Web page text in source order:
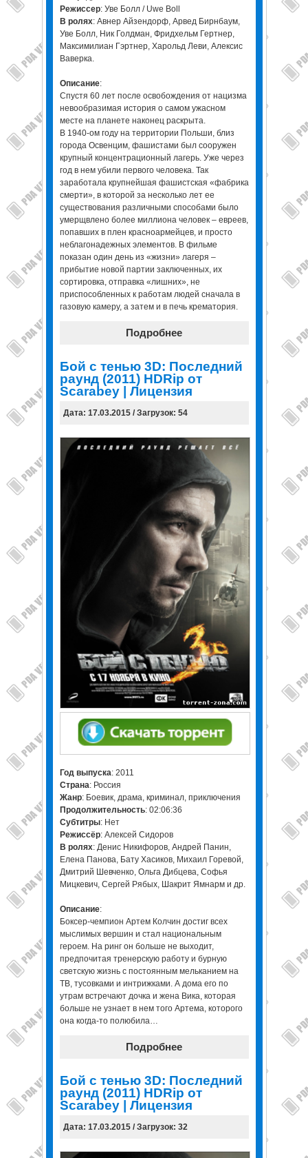
Режиссер: Уве Болл / Uwe Boll
В ролях: Авнер Айзендорф, Арвед Бирнбаум,
Уве Болл, Ник Голдман, Фридхельм Гертнер,
Максимилиан Гэртнер, Харольд Леви, Алексис
Ваверка.
Описание:
Спустя 60 лет после освобождения от нацизма
невообразимая история о самом ужасном
месте на планете наконец раскрыта.
В 1940-ом году на территории Польши, близ
города Освенцим, фашистами был сооружен
крупный концентрационный лагерь. Уже через
год в нем убили первого человека. Так
заработала крупнейшая фашистская «фабрика
смерти», в которой за несколько лет ее
существования различными способами было
умерщвлено более миллиона человек – евреев,
попавших в плен красноармейцев, и просто
неблагонадежных элементов. В фильме
показан один день из «жизни» лагеря –
прибытие новой партии заключенных, их
сортировка, отправка «лишних», не
приспособленных к работам людей сначала в
газовую камеру, а затем и в печь крематория.
Подробнее
Бой с тенью 3D: Последний
раунд (2011) HDRip от
Scarabey | Лицензия
Дата: 17.03.2015 / Загрузок: 54
Год выпуска: 2011
Страна: Россия
Жанр: Боевик, драма, криминал, приключения
Продолжительность: 02:06:36
Субтитры: Нет
Режиссёр: Алексей Сидоров
В ролях: Денис Никифоров, Андрей Панин,
Елена Панова, Бату Хасиков, Михаил Горевой,
Дмитрий Шевченко, Ольга Дибцева, Софья
Мицкевич, Сергей Рябых, Шакрит Ямнарм и др.
Описание:
Боксер-чемпион Артем Колчин достиг всех
мыслимых вершин и стал национальным
героем. На ринг он больше не выходит,
предпочитая тренерскую работу и бурную
светскую жизнь с постоянным мельканием на
ТВ, тусовками и интрижками. А дома его по
утрам встречают дочка и жена Вика, которая
больше не узнает в нем того Артема, которого
она когда-то полюбила…
Подробнее
Бой с тенью 3D: Последний
раунд (2011) HDRip от
Scarabey | Лицензия
Дата: 17.03.2015 / Загрузок: 32